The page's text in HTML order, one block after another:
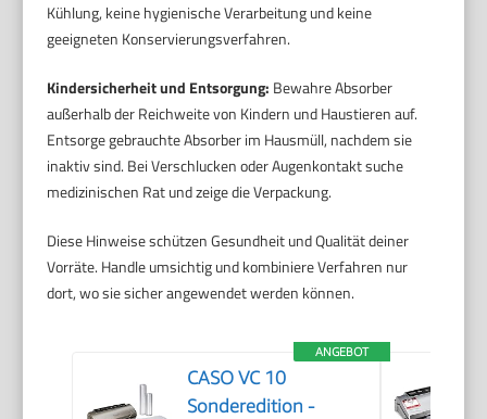
Kühlung, keine hygienische Verarbeitung und keine
geeigneten Konservierungsverfahren.
Kindersicherheit und Entsorgung: Bewahre Absorber
außerhalb der Reichweite von Kindern und Haustieren auf.
Entsorge gebrauchte Absorber im Hausmüll, nachdem sie
inaktiv sind. Bei Verschlucken oder Augenkontakt suche
medizinischen Rat und zeige die Verpackung.
Diese Hinweise schützen Gesundheit und Qualität deiner
Vorräte. Handle umsichtig und kombiniere Verfahren nur
dort, wo sie sicher angewendet werden können.
ANGEBOT
CASO VC 10
Sonderedition -